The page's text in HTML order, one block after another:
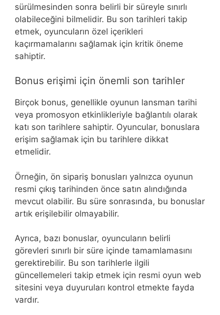
sürülmesinden sonra belirli bir süreyle sınırlı
olabileceğini bilmelidir. Bu son tarihleri takip
etmek, oyuncuların özel içerikleri
kaçırmamalarını sağlamak için kritik öneme
sahiptir.
Bonus erişimi için önemli son tarihler
Birçok bonus, genellikle oyunun lansman tarihi
veya promosyon etkinlikleriyle bağlantılı olarak
katı son tarihlere sahiptir. Oyuncular, bonuslara
erişim sağlamak için bu tarihlere dikkat
etmelidir.
Örneğin, ön sipariş bonusları yalnızca oyunun
resmi çıkış tarihinden önce satın alındığında
mevcut olabilir. Bu süre sonrasında, bu bonuslar
artık erişilebilir olmayabilir.
Ayrıca, bazı bonuslar, oyuncuların belirli
görevleri sınırlı bir süre içinde tamamlamasını
gerektirebilir. Bu son tarihlerle ilgili
güncellemeleri takip etmek için resmi oyun web
sitesini veya duyuruları kontrol etmekte fayda
vardır.